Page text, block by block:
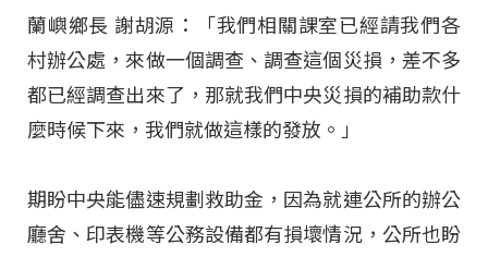
蘭嶼鄉長 謝胡源：「我們相關課室已經請我們各
村辦公處，來做一個調查、調查這個災損，差不多
都已經調查出來了，那就我們中央災損的補助款什
麼時候下來，我們就做這樣的發放。」
期盼中央能儘速規劃救助金，因為就連公所的辦公
廳舍、印表機等公務設備都有損壞情況，公所也盼